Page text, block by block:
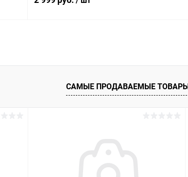
К сравнению
В избранное Под заказ
САМЫЕ ПРОДАВАЕМЫЕ ТОВАРЫ